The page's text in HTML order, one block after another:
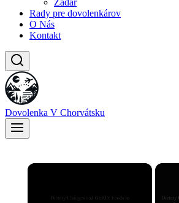
Zadar
Rady pre dovolenkárov
O Nás
Kontakt
Dovolenka V Chorvátsku
×